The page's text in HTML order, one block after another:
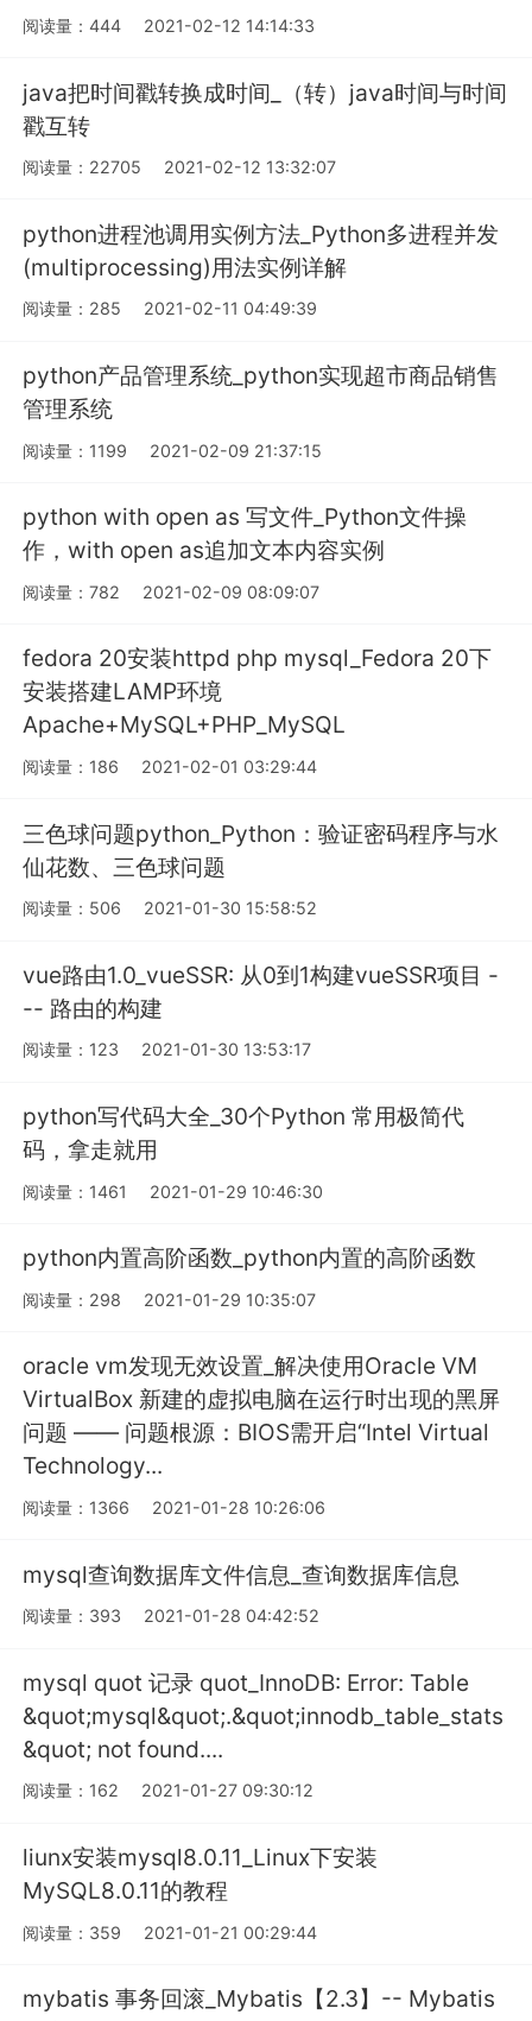
阅读量：444 2021-02-12 14:14:33
java把时间戳转换成时间_（转）java时间与时间
戳互转
阅读量：22705 2021-02-12 13:32:07
python进程池调用实例方法_Python多进程并发
(multiprocessing)用法实例详解
阅读量：285 2021-02-11 04:49:39
python产品管理系统_python实现超市商品销售
管理系统
阅读量：1199 2021-02-09 21:37:15
python with open as 写文件_Python文件操
作，with open as追加文本内容实例
阅读量：782 2021-02-09 08:09:07
fedora 20安装httpd php mysql_Fedora 20下
安装搭建LAMP环境
Apache+MySQL+PHP_MySQL
阅读量：186 2021-02-01 03:29:44
三色球问题python_Python：验证密码程序与水
仙花数、三色球问题
阅读量：506 2021-01-30 15:58:52
vue路由1.0_vueSSR: 从0到1构建vueSSR项目 -
-- 路由的构建
阅读量：123 2021-01-30 13:53:17
python写代码大全_30个Python 常用极简代
码，拿走就用
阅读量：1461 2021-01-29 10:46:30
python内置高阶函数_python内置的高阶函数
阅读量：298 2021-01-29 10:35:07
oracle vm发现无效设置_解决使用Oracle VM
VirtualBox 新建的虚拟电脑在运行时出现的黑屏
问题 —— 问题根源：BIOS需开启“Intel Virtual
Technology...
阅读量：1366 2021-01-28 10:26:06
mysql查询数据库文件信息_查询数据库信息
阅读量：393 2021-01-28 04:42:52
mysql quot 记录 quot_InnoDB: Error: Table
&quot;mysql&quot;.&quot;innodb_table_stats
&quot; not found....
阅读量：162 2021-01-27 09:30:12
liunx安装mysql8.0.11_Linux下安装
MySQL8.0.11的教程
阅读量：359 2021-01-21 00:29:44
mybatis 事务回滚_Mybatis【2.3】-- Mybatis